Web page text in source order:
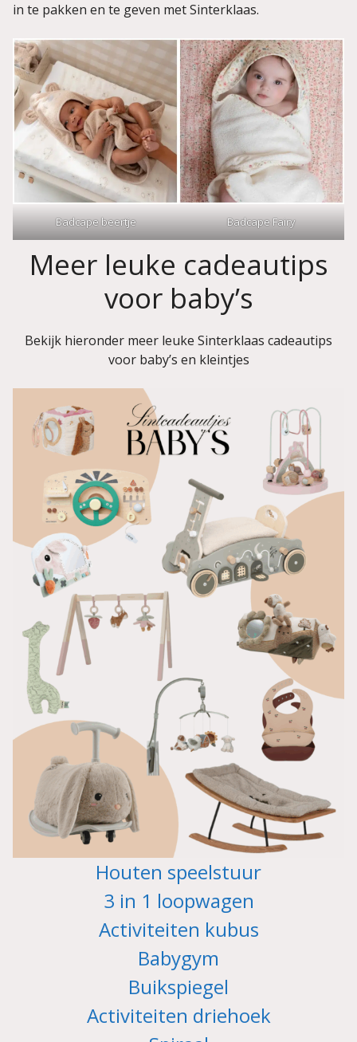
in te pakken en te geven met Sinterklaas.
Badcape beertje Badcape Fairy
Meer leuke cadeautips
voor baby’s
Bekijk hieronder meer leuke Sinterklaas cadeautips
voor baby’s en kleintjes
Houten speelstuur
3 in 1 loopwagen
Activiteiten kubus
Babygym
Buikspiegel
Activiteiten driehoek